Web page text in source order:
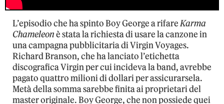
L’episodio che ha spinto Boy George a rifareKarma
Chameleonè stata la richiesta di usare la canzone in
una campagna pubblicitaria di Virgin Voyages.
Richard Branson, che ha lanciato l’etichetta
discografica Virgin per cui incideva la band, avrebbe
pagato quattro milioni di dollari per assicurarsela.
Metà della somma sarebbe finita ai proprietari del
master originale. Boy George, che non possiede quei